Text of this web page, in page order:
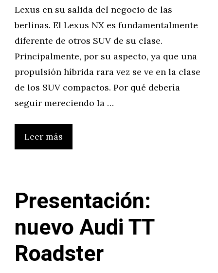
Lexus en su salida del negocio de las
berlinas. El Lexus NX es fundamentalmente
diferente de otros SUV de su clase.
Principalmente, por su aspecto, ya que una
propulsión híbrida rara vez se ve en la clase
de los SUV compactos. Por qué debería
seguir mereciendo la …
Leer más
Presentación:
nuevo Audi TT
Roadster